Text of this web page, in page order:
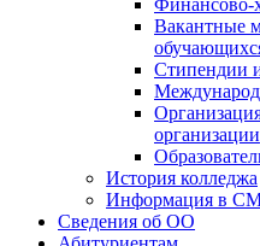
Финансово-
Вакантные
Стипендии
организации
История колледжа
Информация в
Сведения об ОО